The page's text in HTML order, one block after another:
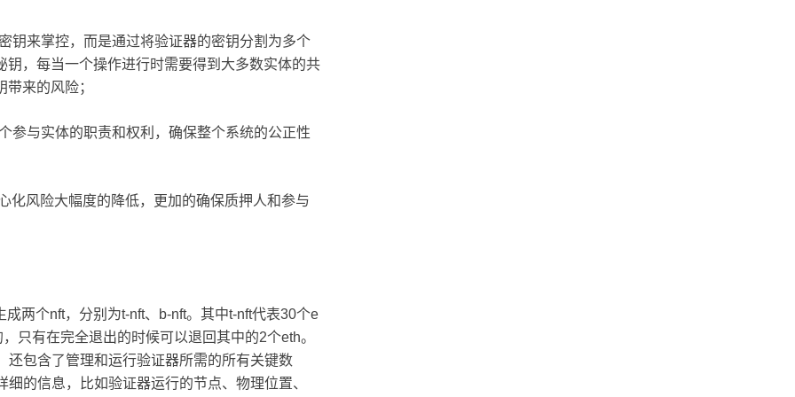
钥来掌控，而是通过将验证器的密钥分割为多个
，每当一个操作进行时需要得到大多数实体的共
来的风险；
参与实体的职责和权利，确保整个系统的公正性
化风险大幅度的降低，更加的确保质押人和参与
两个nft，分别为t-nft、b-nft。其中t-nft代表30个e
只有在完全退出的时候可以退回其中的2个eth。
包含了管理和运行验证器所需的所有关键数
的信息，比如验证器运行的节点、物理位置、